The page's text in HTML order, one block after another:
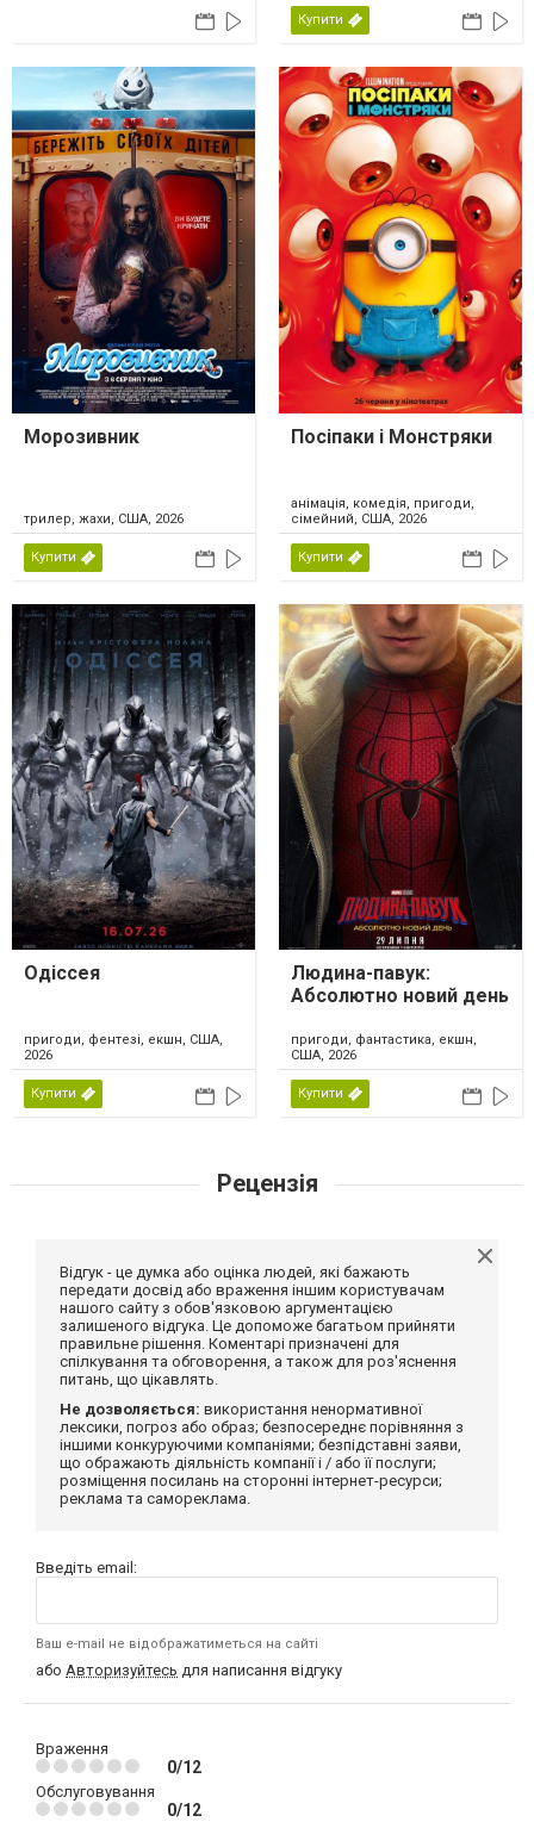
Купити
Морозивник
трилер, жахи, США, 2026
Купити
Посіпаки і Монстряки
анімація, комедія, пригоди,
сімейний, США, 2026
Купити
Одіссея
пригоди, фентезі, екшн, США,
2026
Купити
Людина-павук:
Абсолютно новий день
пригоди, фантастика, екшн,
США, 2026
Купити
Рецензія
Відгук - це думка або оцінка людей, які бажають
передати досвід або враження іншим користувачам
нашого сайту з обов'язковою аргументацією
залишеного відгука. Це допоможе багатьом прийняти
правильне рішення. Коментарі призначені для
спілкування та обговорення, а також для роз'яснення
питань, що цікавлять.
Не дозволяється: використання ненормативної
лексики, погроз або образ; безпосереднє порівняння з
іншими конкуруючими компаніями; безпідставні заяви,
що ображають діяльність компанії і / або її послуги;
розміщення посилань на сторонні інтернет-ресурси;
реклама та самореклама.
Введіть email:
Ваш e-mail не відображатиметься на сайті
або Авторизуйтесь для написання відгуку
Враження
0/12
Обслуговування
0/12